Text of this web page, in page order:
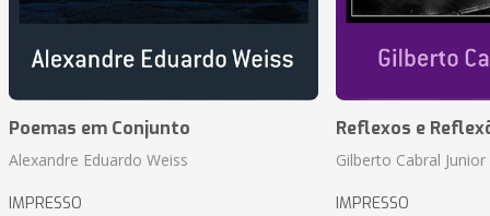
Poemas em Conjunto
Alexandre Eduardo Weiss
IMPRESSO
Reflexos e
Gilberto Cabral Junior
IMPRESSO